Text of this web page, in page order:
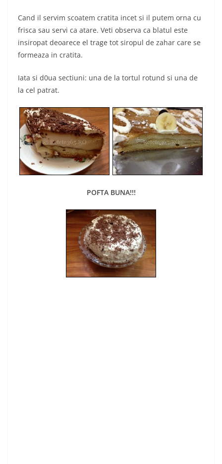
Cand il servim scoatem cratita incet si il putem orna cu
frisca sau servi ca atare. Veti observa ca blatul este
insiropat deoarece el trage tot siropul de zahar care se
formeaza in cratita.
Iata si d0ua sectiuni: una de la tortul rotund si una de
la cel patrat.
POFTA BUNA!!!